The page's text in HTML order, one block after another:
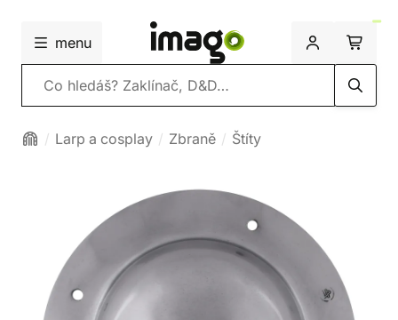
menu
Vyhledávání
Larp a cosplay Zbraně Štíty